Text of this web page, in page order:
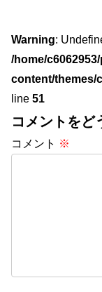
Warning:
/home/
content/themes/
line 51
コメントをど
コメント ※